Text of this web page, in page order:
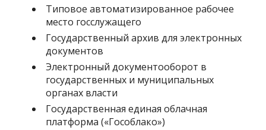
Типовое автоматизированное рабочее
место госслужащего
Государственный архив для электронных
документов
Электронный документооборот в
государственных и муниципальных
органах власти
Государственная единая облачная
платформа («Гособлако»)